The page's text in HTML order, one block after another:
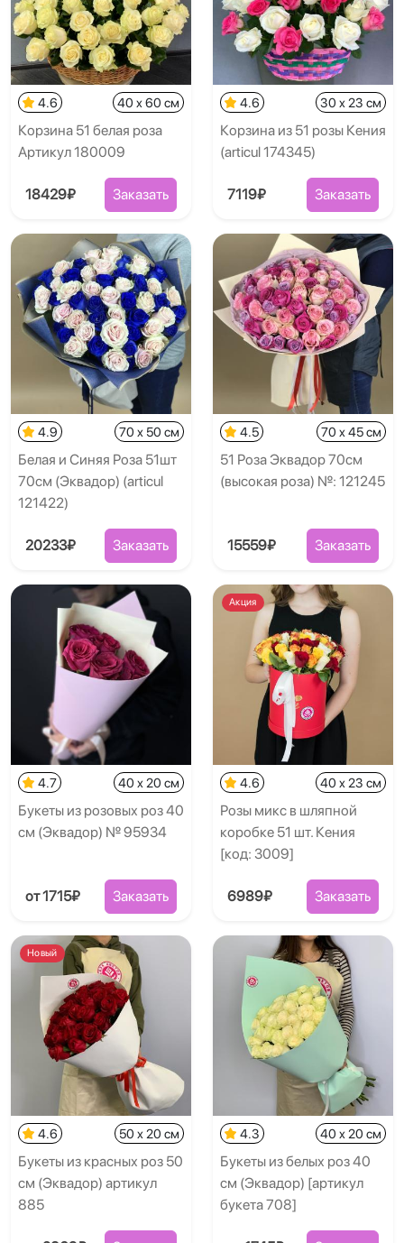
4.6 40 x 60 см
Корзина 51 белая роза
Артикул 180009
18429₽ Заказать
4.6 30 x 23 см
Корзина из 51 розы Кения
(articul 174345)
7119₽ Заказать
4.9 70 x 50 см
Белая и Синяя Роза 51шт
70см (Эквадор) (articul
121422)
20233₽ Заказать
4.5 70 x 45 см
51 Роза Эквадор 70см
(высокая роза) №: 121245
15559₽ Заказать
4.7 40 x 20 см
Букеты из розовых роз 40
см (Эквадор) № 95934
от 1715₽ Заказать
Акция
4.6 40 x 23 см
Розы микс в шляпной
коробке 51 шт. Кения
[код: 3009]
6989₽ Заказать
Новый
4.6 50 x 20 см
Букеты из красных роз 50
см (Эквадор) артикул
885
4.3 40 x 20 см
Букеты из белых роз 40
см (Эквадор) [артикул
букета 708]